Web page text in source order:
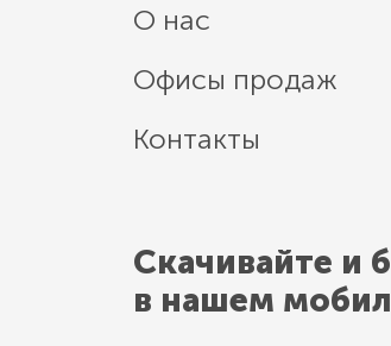
О нас
Офисы продаж
Контакты
Скачивайте и
в нашем